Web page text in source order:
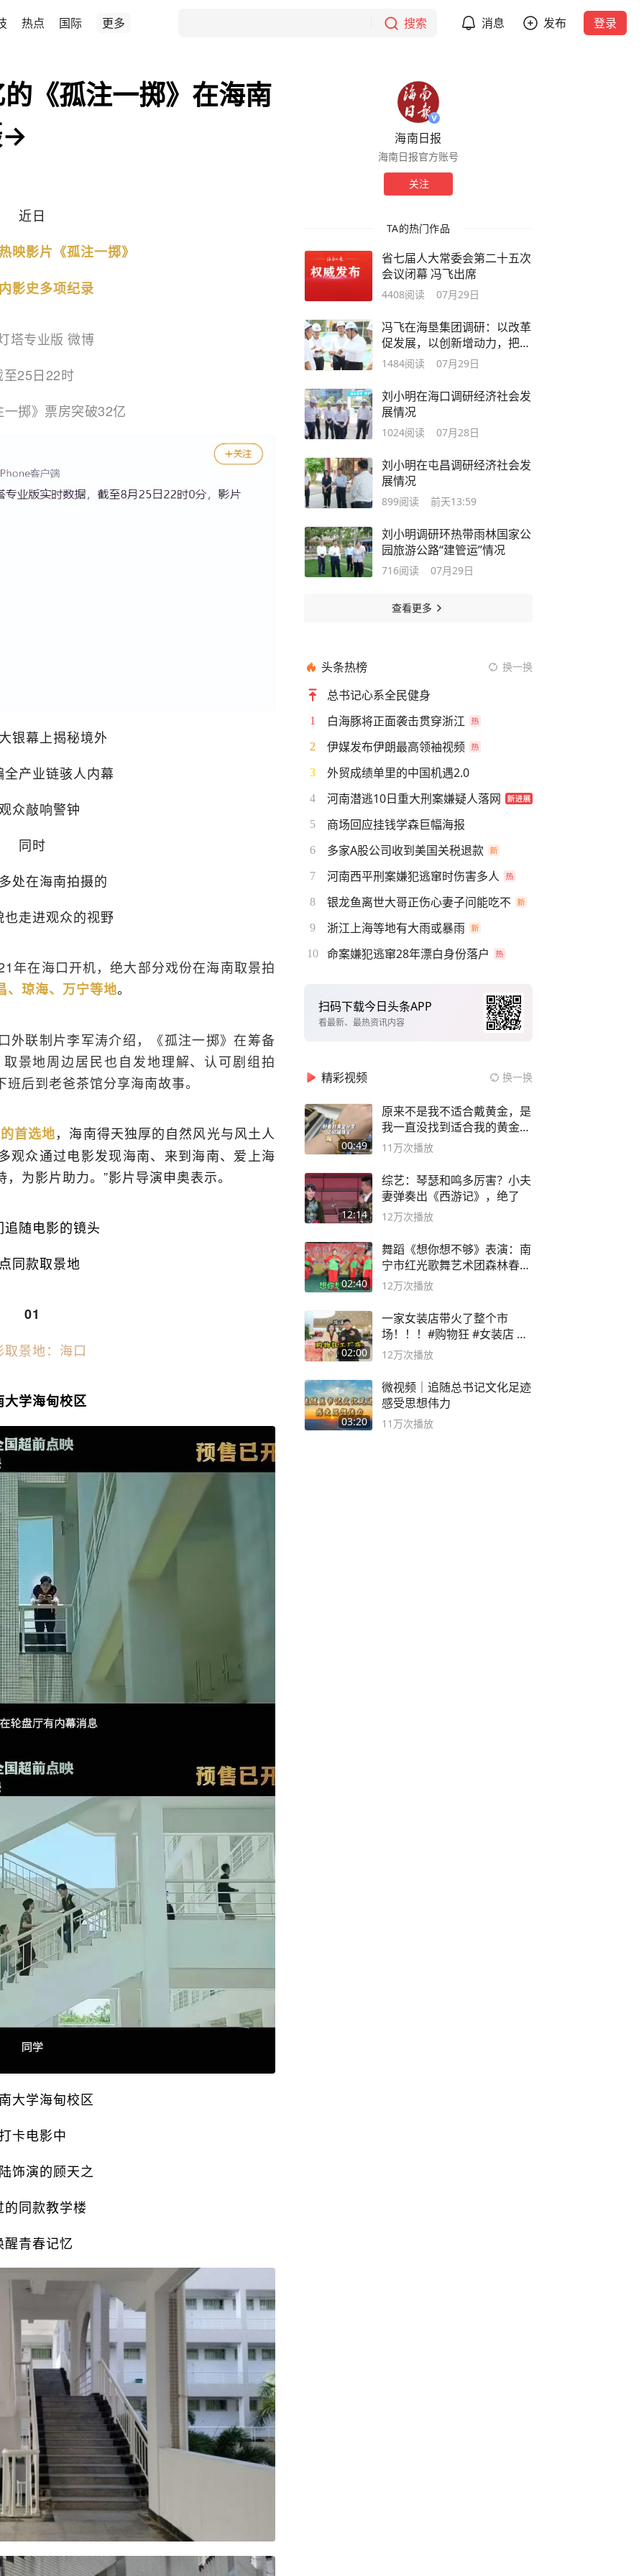
热点 国际 更多 搜索 消息 发布 登录
《孤注一掷》在海南
→
近日
映影片《孤注一掷》
影史多项纪录
塔专业版 微博
至25日22时
掷》票房突破32亿
银幕上揭秘境外
全产业链骇人内幕
众敲响警钟
同时
处在海南拍摄的
也走进观众的视野
年在海口开机，绝大部分戏份在海南取景拍
、琼海、万宁等地。
外联制片李军涛介绍，《孤注一掷》在筹备
景地周边居民也自发地理解、认可剧组拍
后到老爸茶馆分享海南故事。
首选地，海南得天独厚的自然风光与风土人
观众通过电影发现海南、来到海南、爱上海
为影片助力。”影片导演申奥表示。
追随电影的镜头
同款取景地
01
取景地：海口
大学海甸校区
大学海甸校区
卡电影中
饰演的顾天之
的同款教学楼
醒青春记忆
海南日报
海南日报官方账号
关注
TA的热门作品
省七届人大常委会第二十五次
会议闭幕 冯飞出席
4408阅读 07月29日
冯飞在海垦集团调研：以改革
促发展，以创新增动力，把学
习教育成果转化为企业高质量
1484阅读 07月29日
刘小明在海口调研经济社会发
展情况
1024阅读 07月28日
刘小明在屯昌调研经济社会发
展情况
899阅读 前天13:59
刘小明调研环热带雨林国家公
园旅游公路“建管运”情况
716阅读 07月29日
查看更多
头条热榜 换一换
总书记心系全民健身
1 白海豚将正面袭击贯穿浙江
2 伊媒发布伊朗最高领袖视频
3 外贸成绩单里的中国机遇2.0
4 河南潜逃10日重大刑案嫌疑人落网
5 商场回应挂钱学森巨幅海报
6 多家A股公司收到美国关税退款
7 河南西平刑案嫌犯逃窜时伤害多人
8 银龙鱼离世大哥正伤心妻子问能吃不
9 浙江上海等地有大雨或暴雨
10 命案嫌犯逃窜28年漂白身份落户
扫码下载今日头条APP
看最新、最热资讯内容
精彩视频 换一换
00:49
原来不是我不适合戴黄金，是
我一直没找到适合我的黄金
😭
11万次播放
12:14
综艺：琴瑟和鸣多厉害？小夫
妻弹奏出《西游记》，绝了
12万次播放
02:40
舞蹈《想你想不够》表演：南
宁市红光歌舞艺术团森林春红
舞蹈队。
12万次播放
02:00
一家女装店带火了整个市
场！！！#购物狂 #女装店 #
高品质女装
12万次播放
03:20
微视频｜追随总书记文化足迹
感受思想伟力
11万次播放